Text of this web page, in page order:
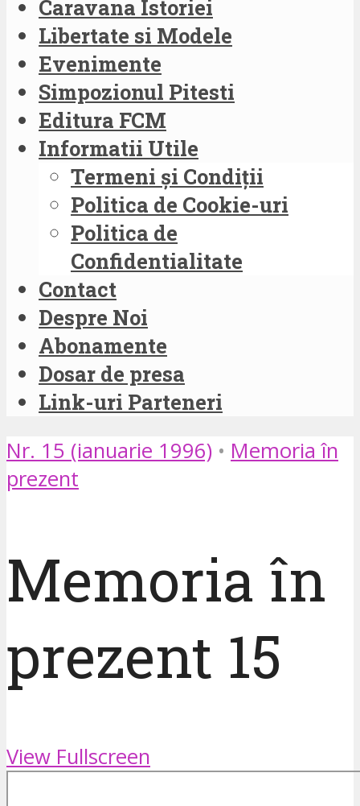
Caravana Istoriei
Libertate si Modele
Evenimente
Simpozionul Pitesti
Editura FCM
Informatii Utile
Termeni și Condiții
Politica de Cookie-uri
Politica de
Confidentialitate
Contact
Despre Noi
Abonamente
Dosar de presa
Link-uri Parteneri
Nr. 15 (ianuarie 1996) • Memoria în
prezent
Memoria în
prezent 15
View Fullscreen